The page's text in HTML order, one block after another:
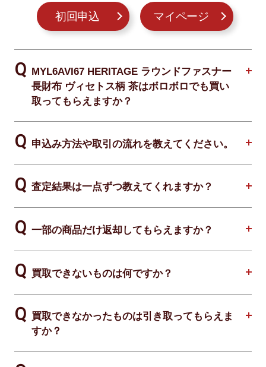
初回申込 マイページ
MYL6AVI67 HERITAGE ラウンドファスナー
長財布 ヴィセトス柄 茶はボロボロでも買い
取ってもらえますか？
申込み方法や取引の流れを教えてください。
査定結果は一点ずつ教えてくれますか？
一部の商品だけ返却してもらえますか？
買取できないものは何ですか？
買取できなかったものは引き取ってもらえま
すか？